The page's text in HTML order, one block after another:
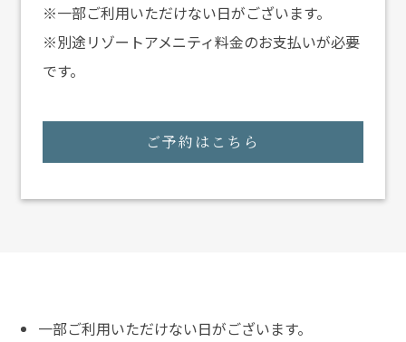
※一部ご利用いただけない日がございます。
※別途リゾートアメニティ料金のお支払いが必要
です。
ご予約はこちら
一部ご利用いただけない日がございます。